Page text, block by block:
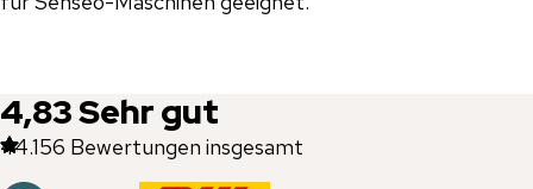
4,83Sehr gut
44.156 Bewertungen insgesamt